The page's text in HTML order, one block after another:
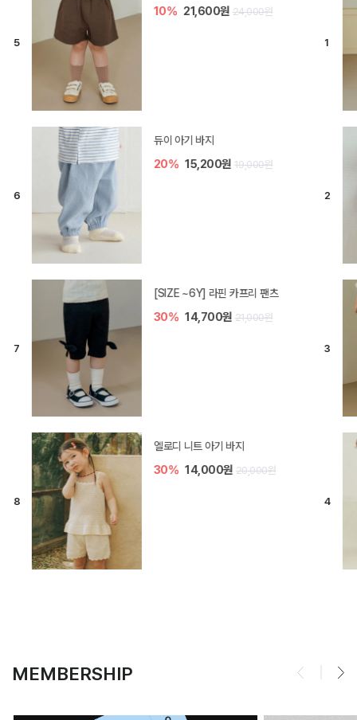
10% 21,600원 24,000원
듀이 아기 바지
20% 15,200원 19,000원
[SIZE ~6Y] 라핀 카프리 팬츠
30% 14,700원 21,000원
엘로디 니트 아기 바지
30% 14,000원 20,000원
MEMBERSHIP